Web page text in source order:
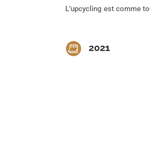
L’upcycling est comme
2021